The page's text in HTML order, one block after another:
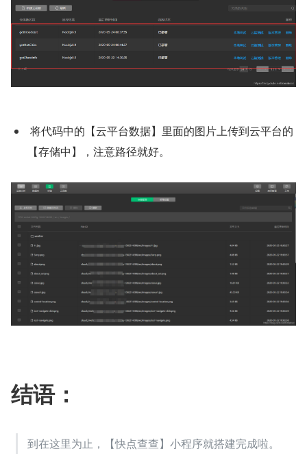
将代码中的【云平台数据】里面的图片上传到云平台的
【存储中】，注意路径就好。
结语：
到在这里为止，【快点查查】小程序就搭建完成啦。